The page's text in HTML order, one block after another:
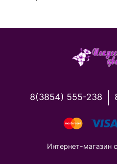
8(3854) 555-238
Интернет-магазин